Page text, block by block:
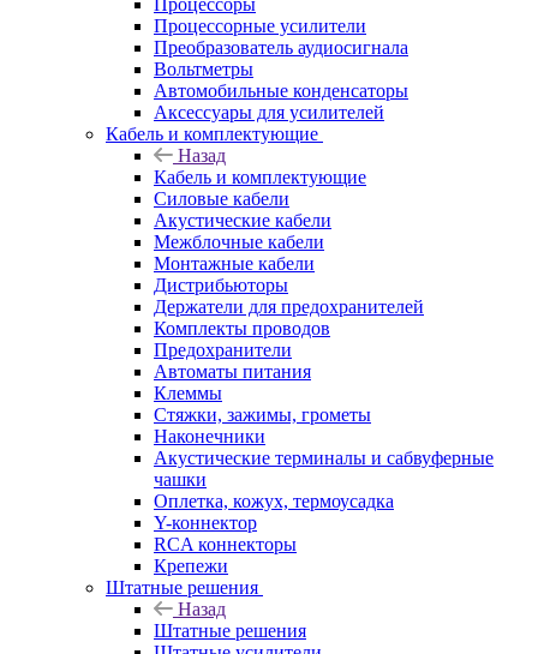
Процессоры
Процессорные усилители
Преобразователь аудиосигнала
Вольтметры
Автомобильные конденсаторы
Аксессуары для усилителей
Кабель и комплектующие
Назад
Кабель и комплектующие
Силовые кабели
Акустические кабели
Межблочные кабели
Монтажные кабели
Дистрибьюторы
Держатели для предохранителей
Комплекты проводов
Предохранители
Автоматы питания
Клеммы
Стяжки, зажимы, грометы
Наконечники
Акустические терминалы и сабвуферные
чашки
Оплетка, кожух, термоусадка
Y-коннектор
RCA коннекторы
Крепежи
Штатные решения
Назад
Штатные решения